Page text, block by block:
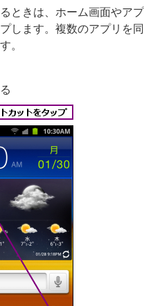
ときは、ホーム画面やア
します。複数のアプリを
。